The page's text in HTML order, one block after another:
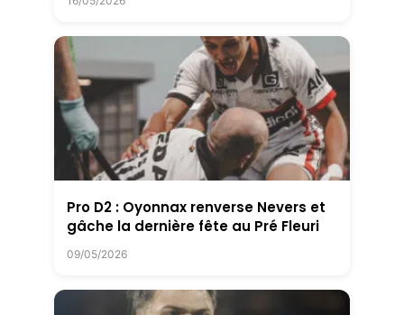
Pro D2 : Oyonnax renverse Nevers et
gâche la dernière fête au Pré Fleuri
09/05/2026